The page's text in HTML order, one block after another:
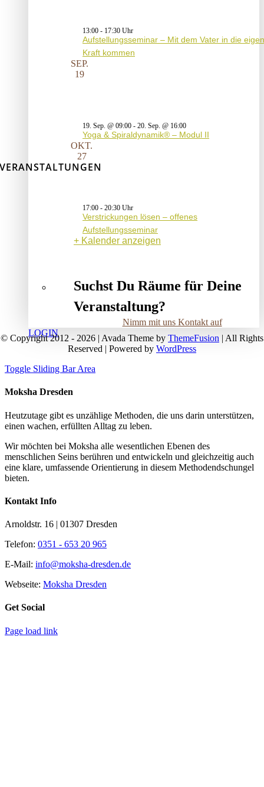
13:00 - 17:30
Aufstellungsseminar – Mit dem Vater in die
Kraft kommen
SEP.
19
19. Sep. @ 09:00 - 20. Sep. @ 16:00
Yoga & Spiraldynamik® – Modul II
OKT.
27
17:00 - 20:30
Verstrickungen lösen – offenes
Aufstellungsseminar
Kalender anzeigen
Suchst Du Räume für Deine
Veranstaltung?
Nimm mit uns Kontakt auf
LOGIN
VERANSTALTUNGEN
© Copyright 2012 - 2026 | Avada Theme by ThemeFusion | All Rights
Reserved | Powered by WordPress
Toggle Sliding Bar Area
Moksha Dresden
Heutzutage gibt es unzählige Methoden, die uns darin unterstützen,
einen wachen, erfüllten Alltag zu leben.
Wir möchten bei Moksha alle wesent­lichen Ebenen des
menschlichen Seins berühren und entwickeln und gleichzeitig auch
eine klare, umfassende Orientierung in diesem Methodendschungel
bieten.
Kontakt Info
Arnoldstr. 16 | 01307 Dresden
Telefon: 0351 - 653 20 965
E-Mail: info@moksha-dresden.de
Webseite: Moksha Dresden
Get Social
Page load link